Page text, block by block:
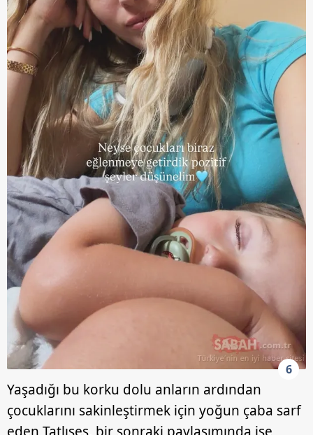
6
Yaşadığı bu korku dolu anların ardından
çocuklarını sakinleştirmek için yoğun çaba sarf